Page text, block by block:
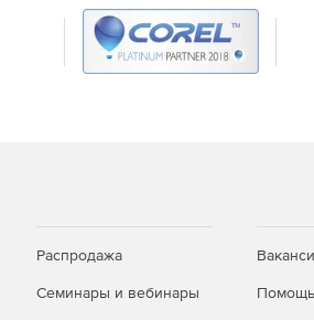
связей «многие
на Linux, и новый пакет
Распродажа
Семинары и вебинары Помощь